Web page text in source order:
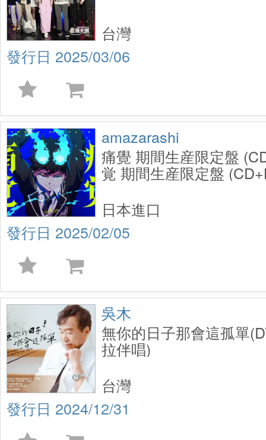
2025/03/06
台灣
amazarashi
痛覺 期間生産限定盤
覚 期間生産限定盤
2025/02/05
日本進口
吳木
無你的日子那會這孤單
拉伴唱)
2024/12/31
台灣